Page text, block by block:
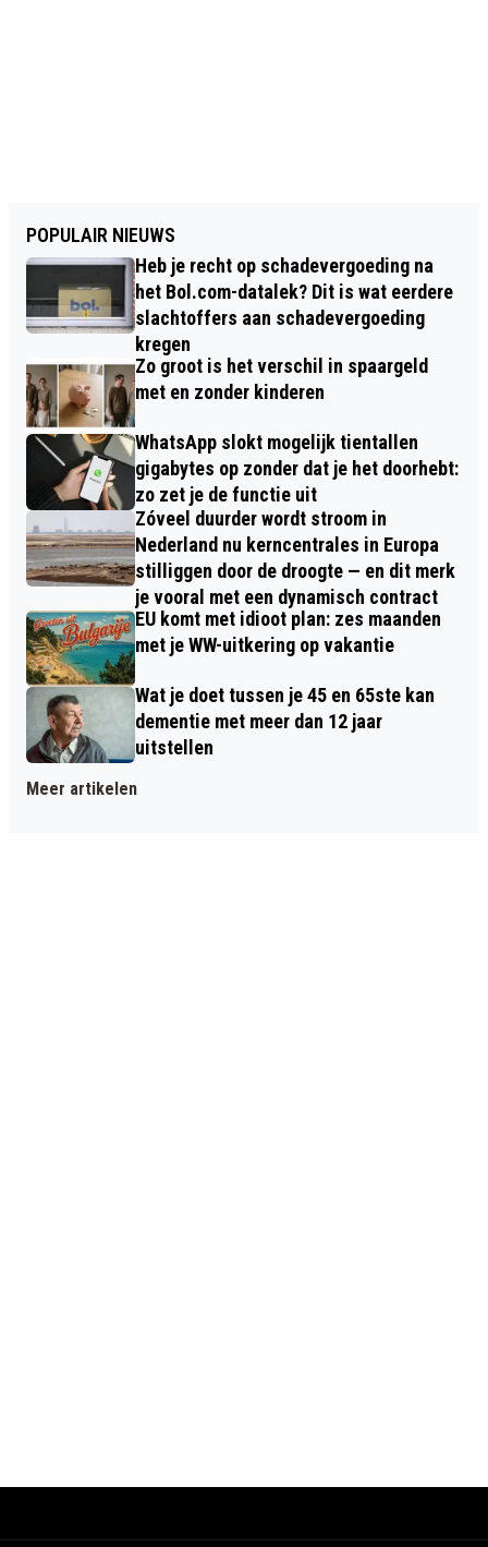
POPULAIR NIEUWS
Heb je recht op schadevergoeding na
het Bol.com-datalek? Dit is wat eerdere
slachtoffers aan schadevergoeding
kregen
Zo groot is het verschil in spaargeld
met en zonder kinderen
WhatsApp slokt mogelijk tientallen
gigabytes op zonder dat je het doorhebt:
zo zet je de functie uit
Zóveel duurder wordt stroom in
Nederland nu kerncentrales in Europa
stilliggen door de droogte — en dit merk
je vooral met een dynamisch contract
EU komt met idioot plan: zes maanden
met je WW-uitkering op vakantie
Wat je doet tussen je 45 en 65ste kan
dementie met meer dan 12 jaar
uitstellen
Meer artikelen